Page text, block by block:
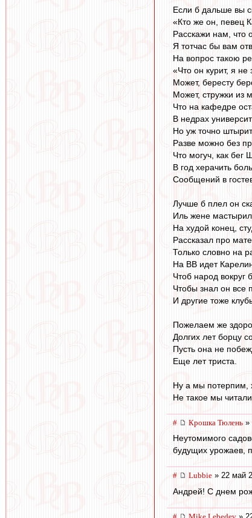
Если б дальше вы
«Кто же он, певец
Расскажи нам, что
Я тотчас бы вам
На вопрос такою
«Что он курит, я не
Может, бересту
Может, стружки из
Что на кафедре
В недрах
Но уж точно штырит
Разве можно без
Что могуч, как бег
В год херачить
Сообщений в
Лучше б плел он
Иль жене мастырил
На худой конец,
Рассказал про
Только словно на
На ВВ идет
Чтоб народ вокруг
Чтобы знал он все
И другие тоже
Пожелаем же
Долгих лет борцу со
Пусть она не
Еще лет триста.
Ну а мы потерпим,
Не такое мы читали.
# Крошка Тюлень »
Неутомимого
будущих урожаев,
# Lubbie » 22 май
Андрей! С днем